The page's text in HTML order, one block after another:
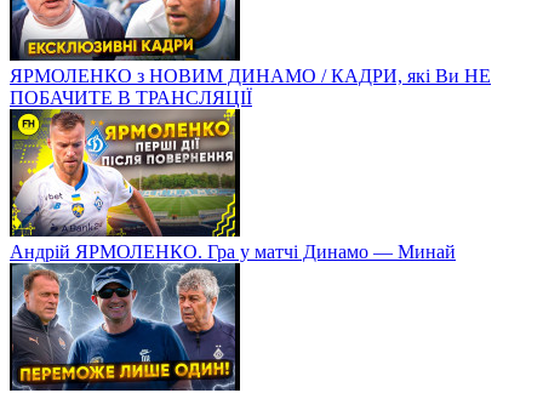
ЯРМОЛЕНКО з НОВИМ ДИНАМО / КАДРИ, які Ви НЕ
ПОБАЧИТЕ В ТРАНСЛЯЦІЇ
Андрій ЯРМОЛЕНКО. Гра у матчі Динамо — Минай